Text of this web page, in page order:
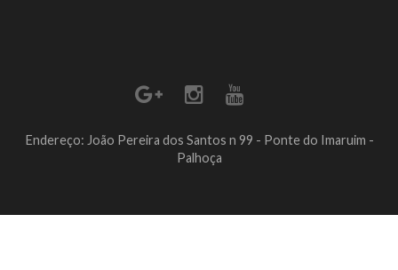
Endereço: João Pereira dos Santos n 99 - Ponte do Imaruim -
Palhoça